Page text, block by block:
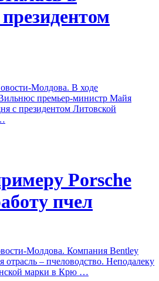
Молдова. В ходе
премьер-министр Майя
с президентом Литовской
Porsche
пчел
Молдова. Компания Bentley
отрасль – пчеловодство. Неподалеку
марки в Крю …